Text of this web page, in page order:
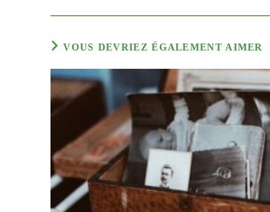
VOUS DEVRIEZ ÉGALEMENT AIMER